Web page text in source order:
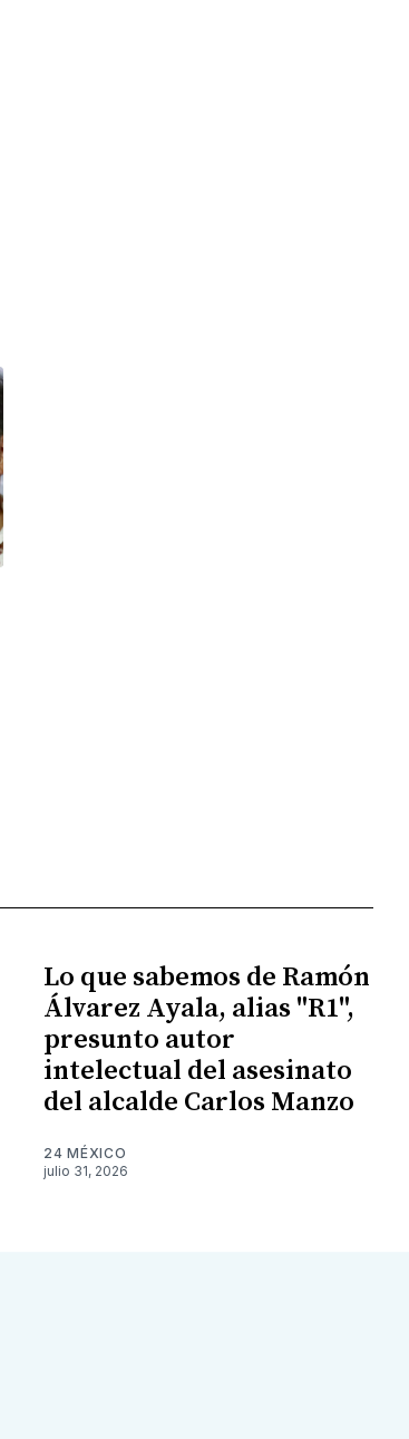
Lo que sabemos de Ramón
Álvarez Ayala, alias "R1",
presunto autor
intelectual del asesinato
del alcalde Carlos Manzo
24 MÉXICO
julio 31, 2026